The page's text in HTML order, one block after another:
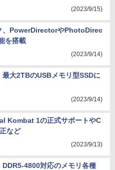
(2023/9/15)
、PowerDirectorやPhotoDirec
を搭載
(2023/9/14)
最大2TBのUSBメモリ型SSDに
(2023/9/14)
Kombat 1の正式サポートやC
など
(2023/9/13)
DDR5-4800対応のメモリ各種